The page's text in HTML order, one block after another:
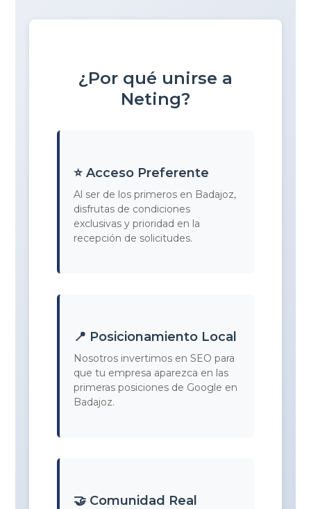
¿Por qué unirse a
Neting?
⭐ Acceso Preferente
Al ser de los primeros en Badajoz,
disfrutas de condiciones
exclusivas y prioridad en la
recepción de solicitudes.
📍 Posicionamiento Local
Nosotros invertimos en SEO para
que tu empresa aparezca en las
primeras posiciones de Google en
Badajoz.
🤝 Comunidad Real